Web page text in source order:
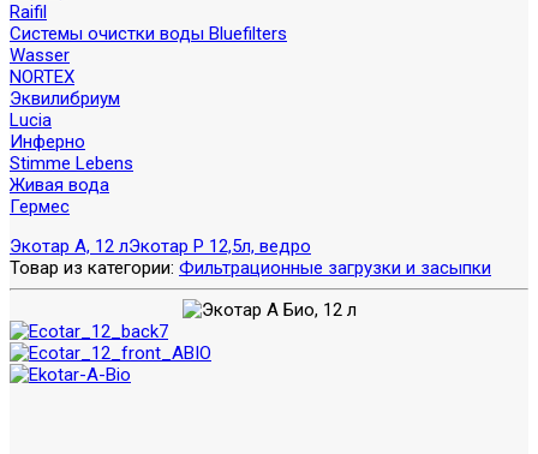
Raifil
Системы очистки воды Bluefilters
Wasser
NORTEX
Эквилибриум
Lucia
Инферно
Stimme Lebens
Живая вода
Гермес
Экотар А, 12 лЭкотар Р 12,5л, ведро
Товар из категории: Фильтрационные загрузки и засыпки